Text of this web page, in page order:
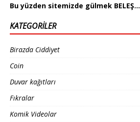
Bu yüzden sitemizde gülmek BELEŞ…
KATEGORILER
Birazda Ciddiyet
Coin
Duvar kağıtları
Fıkralar
Komik Videolar